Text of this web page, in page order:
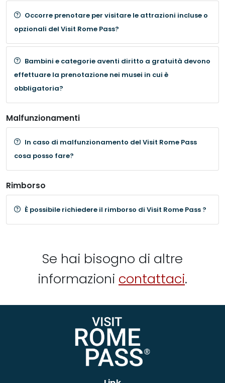
Occorre prenotare per visitare le attrazioni incluse o
opzionali del Visit Rome Pass?
Bambini e categorie aventi diritto a gratuità devono
effettuare la prenotazione nei musei in cui è
obbligatoria?
Malfunzionamenti
In caso di malfunzionamento del Visit Rome Pass
cosa posso fare?
Rimborso
È possibile richiedere il rimborso di Visit Rome Pass ?
Se hai bisogno di altre
informazioni contattaci.